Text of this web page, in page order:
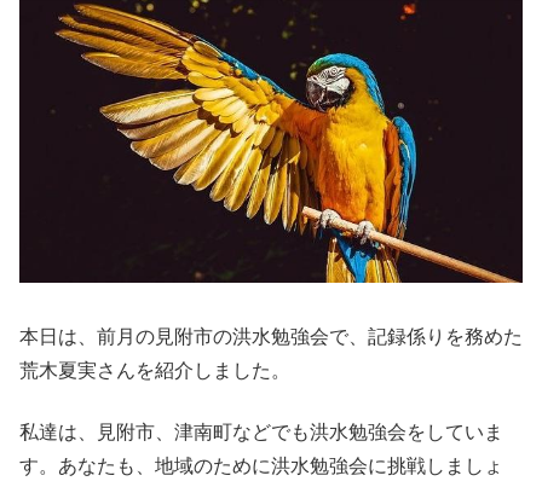
本日は、前月の見附市の洪水勉強会で、記録係りを務めた
荒木夏実さんを紹介しました。
私達は、見附市、津南町などでも洪水勉強会をしていま
す。あなたも、地域のために洪水勉強会に挑戦しましょ